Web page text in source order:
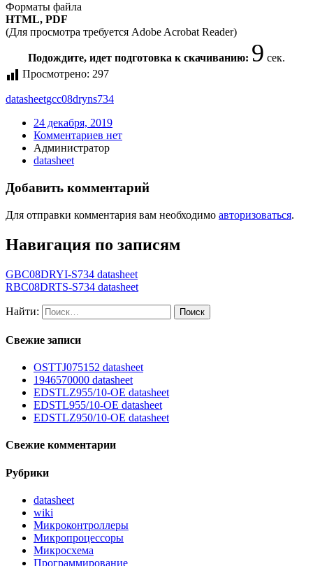
Форматы файла
HTML, PDF
(Для просмотра требуется Adobe Acrobat Reader)
Подождите, идет подготовка к скачиванию: 9 сек.
Просмотрено: 297
datasheetgcc08dryns734
24 декабря, 2019
Комментариев нет
Администратор
datasheet
Добавить комментарий
Для отправки комментария вам необходимо авторизоваться.
Навигация по записям
GBC08DRYI-S734 datasheet
RBC08DRTS-S734 datasheet
Найти:
Свежие записи
OSTTJ075152 datasheet
1946570000 datasheet
EDSTLZ955/10-OE datasheet
EDSTL955/10-OE datasheet
EDSTLZ950/10-OE datasheet
Свежие комментарии
Рубрики
datasheet
wiki
Микроконтроллеры
Микропроцессоры
Микросхема
Программирование